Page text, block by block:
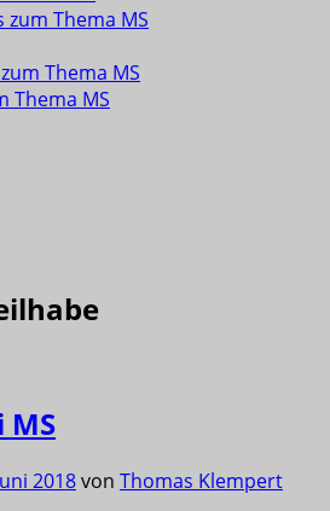
zum Thema MS
Thema MS
Thema MS
MS
2018von Thomas Klempert